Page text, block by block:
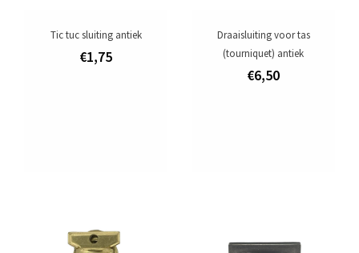
gereedschap voor fournituren
Tic tuc sluiting antiek
€1,75
Draaisluiting voor tas
(tourniquet) antiek
€6,50